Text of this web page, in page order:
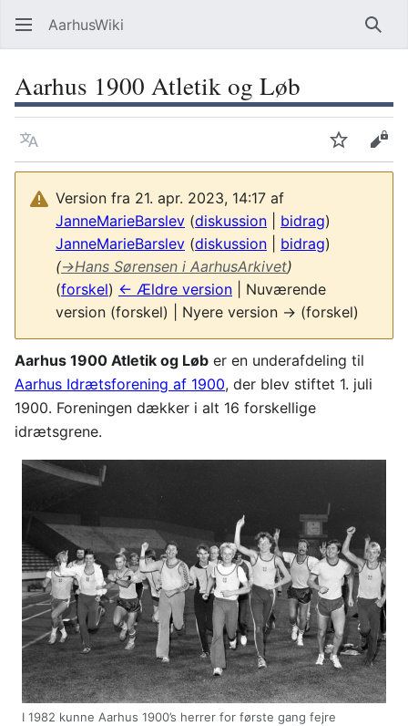
AarhusWiki Søg
Aarhus 1900 Atletik og Løb
Sprog OvervågVis
Version fra 21. apr. 2023, 14:17 af
JanneMarieBarslev (diskussion bidrag)
JanneMarieBarslev (diskussion bidrag)
(→Hans Sørensen i AarhusArkivet)
(forskel) ← Ældre version | Nuværende
version (forskel) | Nyere version → (forskel)
Aarhus 1900 Atletik og Løb er en underafdeling til
Aarhus Idrætsforening af 1900, der blev stiftet 1. juli
1900. Foreningen dækker i alt 16 forskellige
idrætsgrene.
I 1982 kunne Aarhus 1900’s herrer for første gang fejre